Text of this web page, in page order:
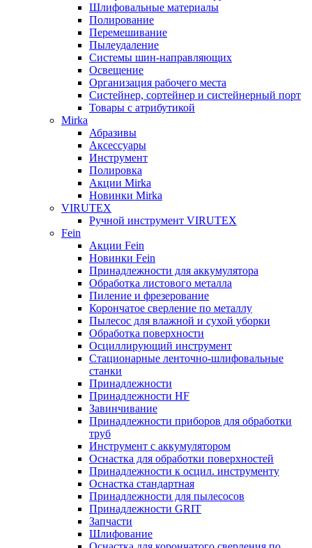
Шлифовальные материалы
Полирование
Перемешивание
Пылеудаление
Системы шин-направляющих
Освещение
Организация рабочего места
Систейнер, сортейнер и систейнерный порт
Товары с атрибутикой
Mirka
Абразивы
Аксессуары
Инструмент
Полировка
Акции Mirka
Новинки Mirka
VIRUTEX
Ручной инструмент VIRUTEX
Fein
Акции Fein
Новинки Fein
Принадлежности для аккумулятора
Обработка листового металла
Пиление и фрезерование
Корончатое сверление по металлу
Пылесос для влажной и сухой уборки
Обработка поверхности
Осциллирующий инструмент
Стационарные ленточно-шлифовальные
станки
Принадлежности
Принадлежности HF
Завинчивание
Принадлежности приборов для обработки
труб
Инструмент с аккумулятором
Оснастка для обработки поверхностей
Принадлежности к осцил. инструменту
Оснастка стандартная
Принадлежности для пылесосов
Принадлежности GRIT
Запчасти
Шлифование